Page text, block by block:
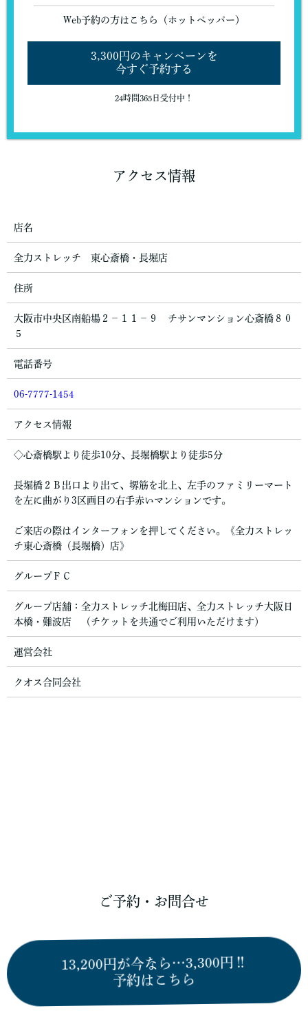
Web予約の方はこちら（ホットペッパー）
3,300円のキャンペーンを
今すぐ予約する
24時間365日受付中！
アクセス情報
店名
全力ストレッチ 東心斎橋・長堀店
住所
大阪市中央区南船場２－１１－９ チサンマンション心斎橋８０
５
電話番号
06-7777-1454
アクセス情報
◇心斎橋駅より徒歩10分、長堀橋駅より徒歩5分
長堀橋２Ｂ出口より出て、堺筋を北上、左手のファミリーマート
を左に曲がり3区画目の右手赤いマンションです。
ご来店の際はインターフォンを押してください。《全力ストレッ
チ東心斎橋（長堀橋）店》
グループＦＣ
グループ店舗：全力ストレッチ北梅田店、全力ストレッチ大阪日
本橋・難波店 （チケットを共通でご利用いただけます）
運営会社
クオス合同会社
ご予約・お問合せ
13,200円が今なら…3,300円‼︎
予約はこちら